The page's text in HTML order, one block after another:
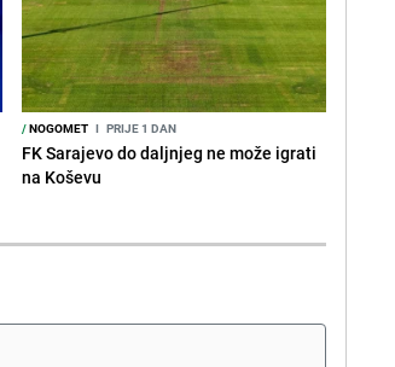
/NOGOMET I PRIJE 1 DAN
FK Sarajevo do daljnjeg ne može igrati
na Koševu